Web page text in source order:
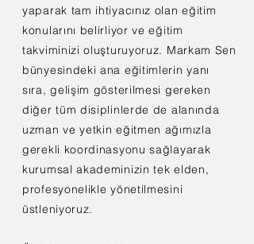
yaparak tam ihtiyacınız olan eğitim
konularını belirliyor ve eğitim
takviminizi oluşturuyoruz. Markam Sen
bünyesindeki ana eğitimlerin yanı
sıra, gelişim gösterilmesi gereken
diğer tüm disiplinlerde de alanında
uzman ve yetkin eğitmen ağımızla
gerekli koordinasyonu sağlayarak
kurumsal akademinizin tek elden,
profesyonelikle yönetilmesini
üstleniyoruz.